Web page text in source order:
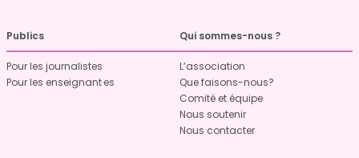
Publics
Pour les journalistes
Pour les enseignant·es
Qui sommes-nous ?
L’association
Que faisons-nous?
Comité et équipe
Nous soutenir
Nous contacter